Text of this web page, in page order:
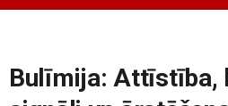
Bulīmija: Attīstība,